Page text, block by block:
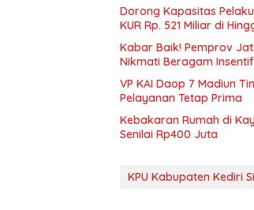
Dorong Kapasitas
KUR Rp. 521 Miliar di
Kabar Baik! Pemprov
Nikmati Beragam Insentif
VP KAI Daop 7 Madiun
Pelayanan Tetap Prima
Kebakaran Rumah di
Senilai Rp400 Juta
KPU Kabupaten Kediri